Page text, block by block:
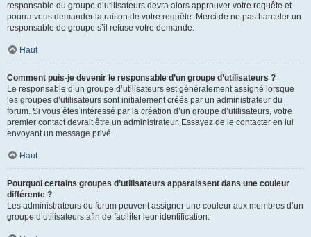
responsable du groupe d’utilisateurs devra alors approuver votre requête et
pourra vous demander la raison de votre requête. Merci de ne pas harceler un
responsable de groupe s’il refuse votre demande.
Haut
Comment puis-je devenir le responsable d’un groupe d’utilisateurs ?
Le responsable d’un groupe d’utilisateurs est généralement assigné lorsque
les groupes d’utilisateurs sont initialement créés par un administrateur du
forum. Si vous êtes intéressé par la création d’un groupe d’utilisateurs, votre
premier contact devrait être un administrateur. Essayez de le contacter en lui
envoyant un message privé.
Haut
Pourquoi certains groupes d’utilisateurs apparaissent dans une couleur
différente ?
Les administrateurs du forum peuvent assigner une couleur aux membres d’un
groupe d’utilisateurs afin de faciliter leur identification.